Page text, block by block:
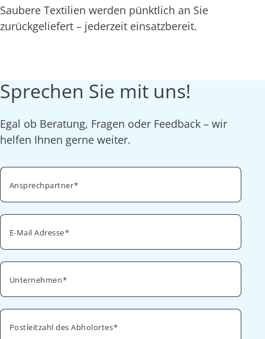
Saubere Textilien werden pünktlich an Sie
zurückgeliefert – jederzeit einsatzbereit.
Sprechen Sie mit uns!
Egal ob Beratung, Fragen oder Feedback – wir
helfen Ihnen gerne weiter.
Ansprechpartner
E-Mail Adresse
Unternehmen
Postleitzahl des Abholortes